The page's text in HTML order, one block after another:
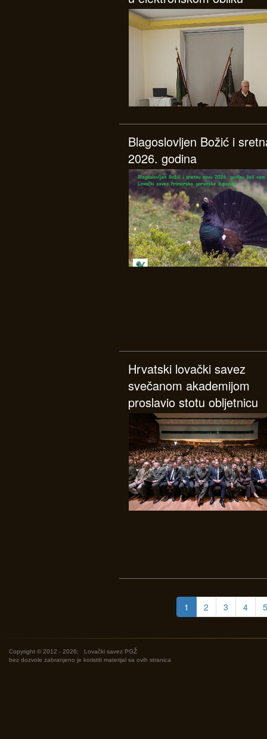
Blagoslovljen Božić i
2026. godina
Hrvatski lovački savez
svečanom akademijom
proslavio stotu obljetnicu
1 2 3 4 5
Copyright © 2012 - 2026; Lovački savez PGŽ
bez dozvole zabranjeno je koristiti materijal sa ovih stranica